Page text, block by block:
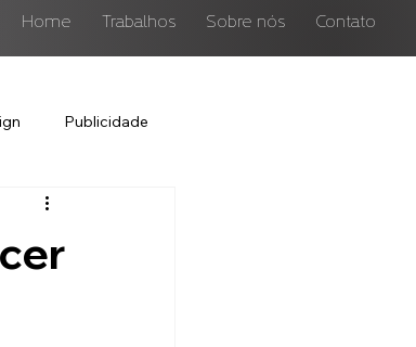
Home Trabalhos Sobre nós Contato
Publicidade